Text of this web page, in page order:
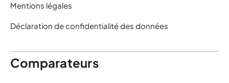
Mentions légales
Déclaration de confidentialité des données
Comparateurs